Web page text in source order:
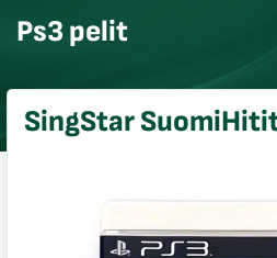
Ps3 pelit
SingStar
sulje
sulje